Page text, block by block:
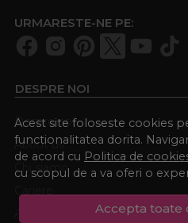
Acest site foloseste cookies
functionalitatea dorita.
de acord cu Politica de
cu scopul de a va oferi o
Accepta toate
URMARESTE-NE PE:
DESPRE NOI
Despre noi
About us
Chi siamo
Academia Procosmetic